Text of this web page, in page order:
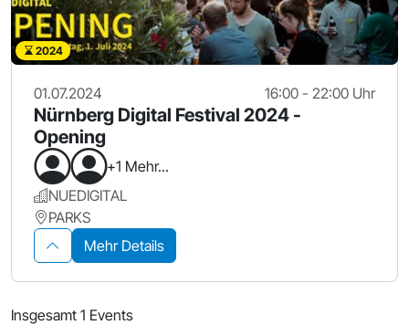
2024
01.07.2024 16:00 - 22:00 Uhr
Nürnberg Digital Festival 2024 -
Opening
+1 Mehr...
NUEDIGITAL
PARKS
Mehr Details
Insgesamt 1 Events